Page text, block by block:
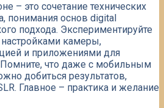
– это сочетание технических
понимания основ digital
подхода. Экспериментируйте
камеры,
и приложениями для
что даже с мобильным
добиться результатов,
Главное – практика и желание